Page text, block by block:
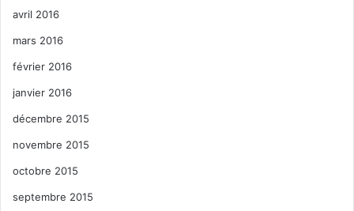
avril 2016
mars 2016
février 2016
janvier 2016
décembre 2015
novembre 2015
octobre 2015
septembre 2015